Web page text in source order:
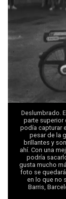
Deslumbrado.
parte superior
podía capturar
pesar de la
brillantes y
ahí. Con una
podría
gusta mucho
foto se
en lo que no
Barris,